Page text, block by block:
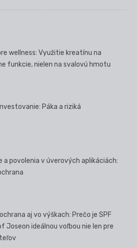
wellness: Využitie kreatínu na
funkcie, nielen na svalovú hmotu
Páka a riziká
a povolenia v úverových aplikáciách:
aj vo výškach: Prečo je SPF
Joseon ideálnou voľbou nie len pre